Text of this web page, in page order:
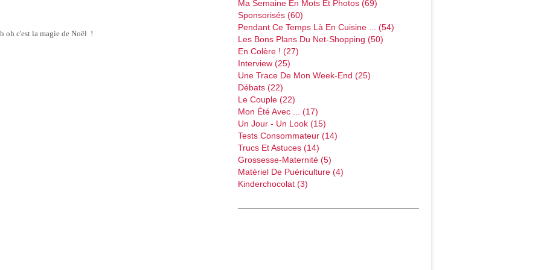
oh c'est la magie de Noël !
Ma Semaine En Mots Et Photos (69)
Sponsorisés (60)
Pendant Ce Temps Là En Cuisine ... (54)
Les Bons Plans Du Net-Shopping (50)
En Colère ! (27)
Interview (25)
Une Trace De Mon Week-End (25)
Débats (22)
Le Couple (22)
Mon Été Avec ... (17)
Un Jour - Un Look (15)
Tests Consommateur (14)
Trucs Et Astuces (14)
Grossesse-Maternité (5)
Matériel De Puériculture (4)
Kinderchocolat (3)